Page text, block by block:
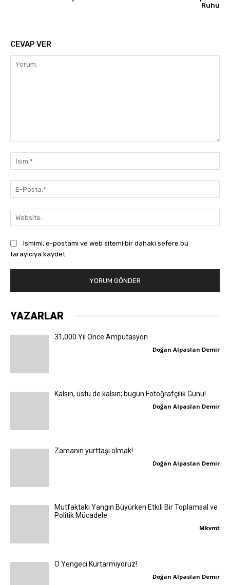
Ruhu
CEVAP VER
Ismimi, e-postamı ve web sitemi bir dahaki sefere bu
tarayıcıya kaydet.
YAZARLAR
31,000 Yıl Önce Ampütasyon
Doğan Alpaslan Demir
Kalsın, üstü de kalsın; bugün Fotoğrafçılık Günü!
Doğan Alpaslan Demir
Zamanın yurttaşı olmak!
Doğan Alpaslan Demir
Mutfaktaki Yangın Büyürken Etkili Bir Toplamsal ve
Politik Mücadele
Mkvmt
O Yengeci Kurtarmıyoruz!
Doğan Alpaslan Demir